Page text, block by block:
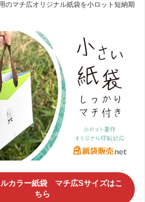
のマチ広オリジナル紙袋を小ロット短納期
カラー紙袋 マチ広Sサイズはこ
ちら